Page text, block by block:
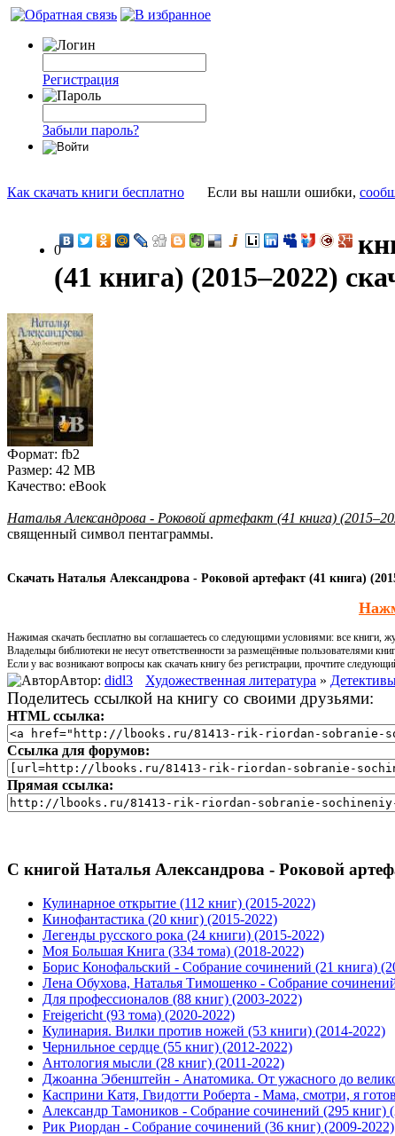
Регистрация
Забыли пароль?
Как скачать книги бесплатно Если вы нашли ошибки,
0
(41 книга) (2015–2022)
Формат: fb2
Размер: 42 MB
Качество: eBook
Наталья Александрова - Роковой артефакт (41 книга)
священный символ пентаграммы.
Скачать Наталья Александрова - Роковой артефакт (41 книга)
Нажимая скачать бесплатно вы соглашаетесь со следующими условиями: все книги,
Владельцы библиотеки не несут ответственности за размещённые пользователями
Если у вас возникают вопросы как скачать книгу без регистрации, прочтите
Автор: didl3 Художественная литература »
Поделитесь ссылкой на книгу со своими друзьями:
HTML ссылка:
Ссылка для форумов:
Прямая ссылка:
С книгой Наталья Александрова - Роковой
Кулинарное открытие (112 книг) (2015-2022)
Кинофантастика (20 книг) (2015-2022)
Легенды русского рока (24 книги) (2015-2022)
Моя Большая Книга (334 тома) (2018-2022)
Борис Конофальский - Собрание сочинений (21 книга)
Лена Обухова, Наталья Тимошенко - Собрание
Для профессионалов (88 книг) (2003-2022)
Freigericht (93 тома) (2020-2022)
Кулинария. Вилки против ножей (53 книги) (2014-2022)
Чернильное сердце (55 книг) (2012-2022)
Антология мысли (28 книг) (2011-2022)
Джоанна Эбенштейн - Анатомика. От ужасного до
Касприни Катя, Гвидотти Роберта - Мама, смотри, я
Александр Тамоников - Собрание сочинений (295 книг)
Рик Риордан - Собрание сочинений (36 книг) (2009-2022)